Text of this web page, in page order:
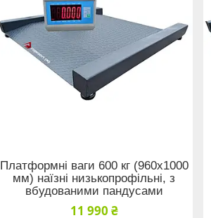
Платформні ваги 600 кг (960х1000
мм) наїзні низькопрофільні, з
вбудованими пандусами
11 990 ₴